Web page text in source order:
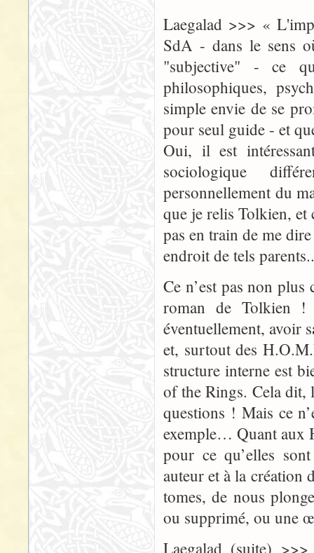
Laegalad >>> «
SdA - dans le sens
"subjective" - ce
philosophiques,
simple envie de se
pour seul guide - et
Oui, il est
sociologique
personnellement du
que je relis Tolkien,
pas en train de me
endroit de tels
Ce n’est pas non
roman de Tolkien !
éventuellement, avoir
et, surtout des
structure interne est
of the Rings. Cela dit,
questions ! Mais ce
exemple… Quant aux
pour ce qu’elles
auteur et à la création
tomes, de nous
ou supprimé, ou une
Laegalad (suite)